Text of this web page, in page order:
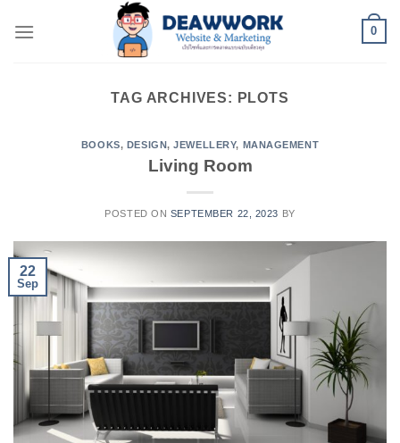
0
TAG ARCHIVES: PLOTS
BOOKS, DESIGN,JEWELLERY, MANAGEMENT
Living Room
POSTED ON SEPTEMBER 22, 2023 BY
22
Sep